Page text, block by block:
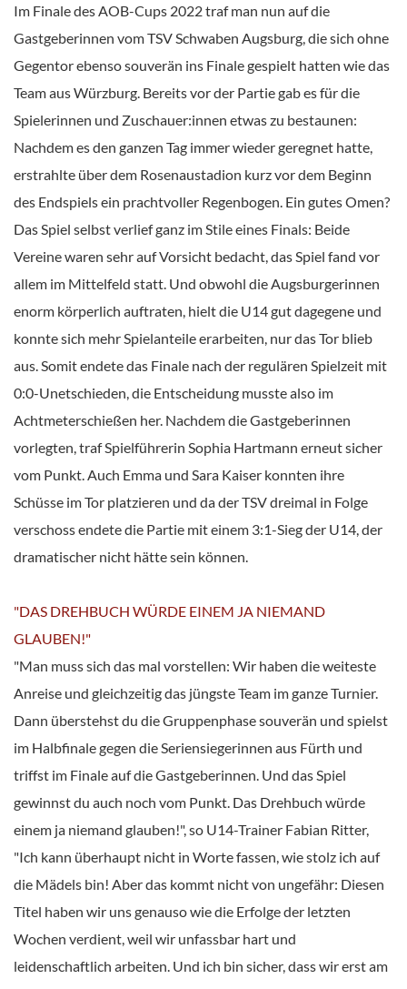
Im Finale des AOB-Cups 2022 traf man nun auf die
Gastgeberinnen vom TSV Schwaben Augsburg, die sich ohne
Gegentor ebenso souverän ins Finale gespielt hatten wie das
Team aus Würzburg. Bereits vor der Partie gab es für die
Spielerinnen und Zuschauer:innen etwas zu bestaunen:
Nachdem es den ganzen Tag immer wieder geregnet hatte,
erstrahlte über dem Rosenaustadion kurz vor dem Beginn
des Endspiels ein prachtvoller Regenbogen. Ein gutes Omen?
Das Spiel selbst verlief ganz im Stile eines Finals: Beide
Vereine waren sehr auf Vorsicht bedacht, das Spiel fand vor
allem im Mittelfeld statt. Und obwohl die Augsburgerinnen
enorm körperlich auftraten, hielt die U14 gut dagegene und
konnte sich mehr Spielanteile erarbeiten, nur das Tor blieb
aus. Somit endete das Finale nach der regulären Spielzeit mit
0:0-Unetschieden, die Entscheidung musste also im
Achtmeterschießen her. Nachdem die Gastgeberinnen
vorlegten, traf Spielführerin Sophia Hartmann erneut sicher
vom Punkt. Auch Emma und Sara Kaiser konnten ihre
Schüsse im Tor platzieren und da der TSV dreimal in Folge
verschoss endete die Partie mit einem 3:1-Sieg der U14, der
dramatischer nicht hätte sein können.
"DAS DREHBUCH WÜRDE EINEM JA NIEMAND
GLAUBEN!"
"Man muss sich das mal vorstellen: Wir haben die weiteste
Anreise und gleichzeitig das jüngste Team im ganze Turnier.
Dann überstehst du die Gruppenphase souverän und spielst
im Halbfinale gegen die Seriensiegerinnen aus Fürth und
triffst im Finale auf die Gastgeberinnen. Und das Spiel
gewinnst du auch noch vom Punkt. Das Drehbuch würde
einem ja niemand glauben!", so U14-Trainer Fabian Ritter,
"Ich kann überhaupt nicht in Worte fassen, wie stolz ich auf
die Mädels bin! Aber das kommt nicht von ungefähr: Diesen
Titel haben wir uns genauso wie die Erfolge der letzten
Wochen verdient, weil wir unfassbar hart und
leidenschaftlich arbeiten. Und ich bin sicher, dass wir erst am